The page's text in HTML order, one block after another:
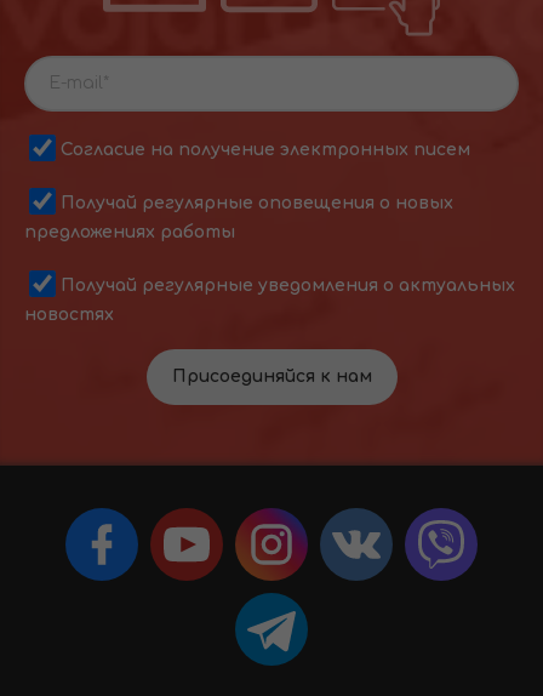
Согласие на получение электронных писем
Получай регулярные оповещения о новых
предложениях работы
Получай регулярные уведомления о актуальных
новостях
Присоединяйся к нам